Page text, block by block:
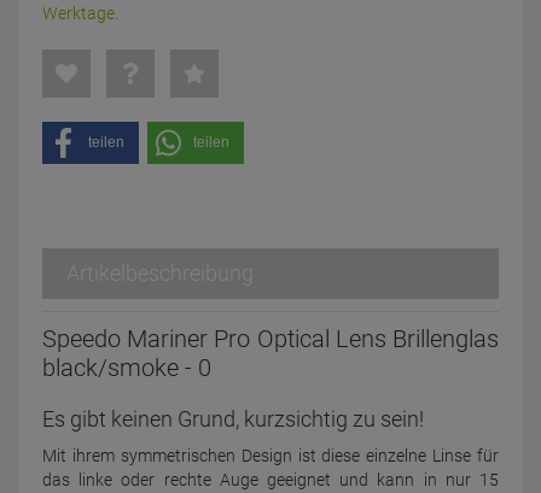
Werktage.
teilen teilen
Artikelbeschreibung
Speedo Mariner Pro Optical Lens Brillenglas
black/smoke - 0
Es gibt keinen Grund, kurzsichtig zu sein!
Mit ihrem symmetrischen Design ist diese einzelne Linse für
das linke oder rechte Auge geeignet und kann in nur 15